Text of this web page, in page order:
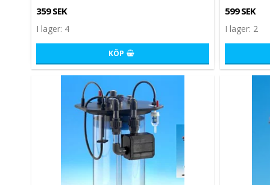
359 SEK
I lager: 4
KÖP
599 SEK
I lager: 2